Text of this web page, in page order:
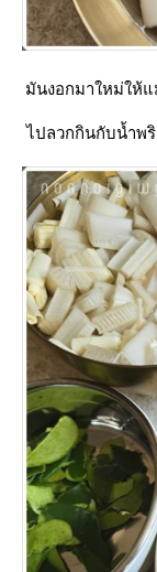
มันงอกมาใหม่ให้
ไปลวกกินกับน้ำพริ